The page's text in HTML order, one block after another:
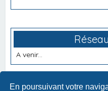
En poursuivant votre
A venir...